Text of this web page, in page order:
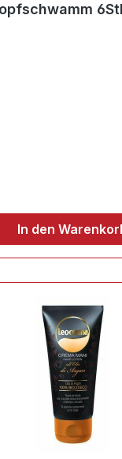
In den
Produktvergleich ist voll